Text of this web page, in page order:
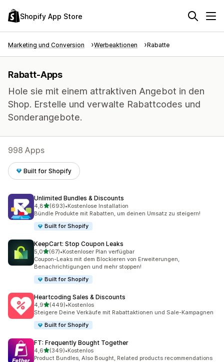
Shopify App Store
Marketing und Conversion Werbeaktionen Rabatte
Rabatt-Apps
Hole sie mit einem attraktiven Angebot in den
Shop. Erstelle und verwalte Rabattcodes und
Sonderangebote.
998 Apps
Built for Shopify
Unlimited Bundles & Discounts
4,8von 5 Sternen
(693)
693 Rezensionen insgesamt
•Kostenlose Installation
Bündle Produkte mit Rabatten, um deinen Umsatz zu steigern!
Built for Shopify
KeepCart: Stop Coupon Leaks
5,0von 5 Sternen
(67)
67 Rezensionen insgesamt
•Kostenloser Plan verfügbar
Coupon-Leaks mit dem Blockieren von Erweiterungen,
Benachrichtigungen und mehr stoppen!
Built for Shopify
Heartcoding Sales & Discounts
4,9von 5 Sternen
(449)
449 Rezensionen insgesamt
•Kostenlos
Steigere Deine Verkäufe mit Rabattaktionen und Sale-Kampagnen
Built for Shopify
FT: Frequently Bought Together
4,6von 5 Sternen
(349)
349 Rezensionen insgesamt
•Kostenlos
Product Bundles, Also Bought, Related products recommendations